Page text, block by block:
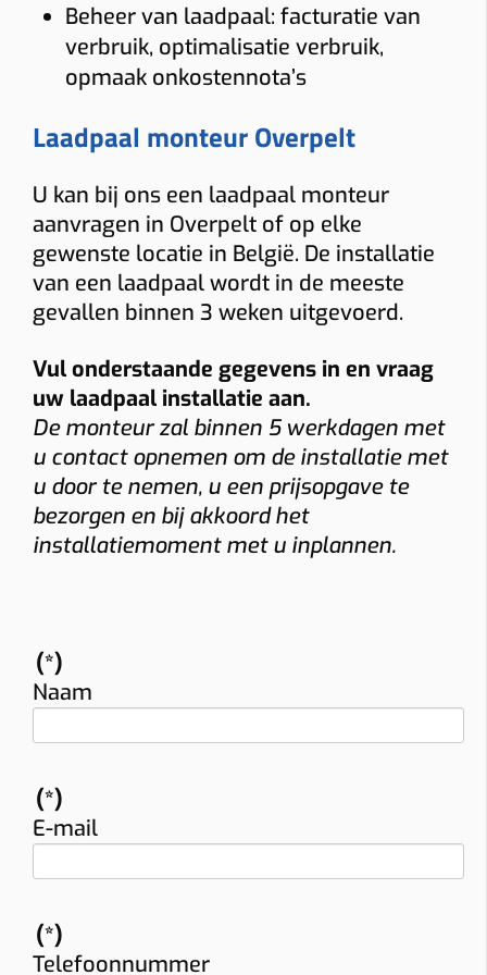
Beheer van laadpaal: facturatie van
verbruik, optimalisatie verbruik,
opmaak onkostennota’s
Laadpaal monteur Overpelt
U kan bij ons een laadpaal monteur
aanvragen in Overpelt of op elke
gewenste locatie in België. De installatie
van een laadpaal wordt in de meeste
gevallen binnen 3 weken uitgevoerd.
Vul onderstaande gegevens in en vraag
uw laadpaal installatie aan.
De monteur zal binnen 5 werkdagen met
u contact opnemen om de installatie met
u door te nemen, u een prijsopgave te
bezorgen en bij akkoord het
installatiemoment met u inplannen.
(*)
Naam
(*)
E-mail
(*)
Telefoonnummer